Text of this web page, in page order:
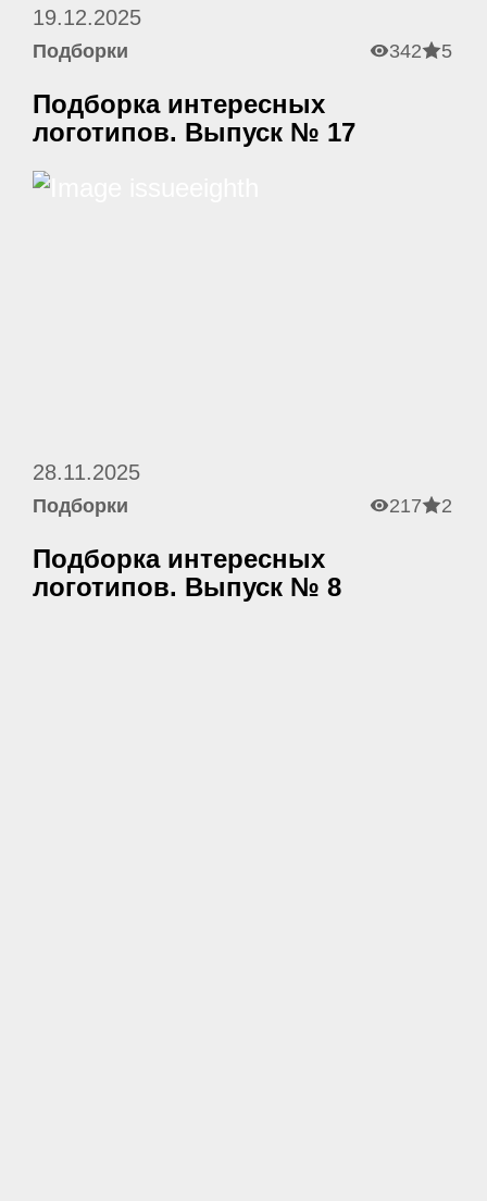
19.12.2025
Подборки 342 5
Подборка интересных
логотипов. Выпуск № 17
28.11.2025
Подборки 217 2
Подборка интересных
логотипов. Выпуск № 8